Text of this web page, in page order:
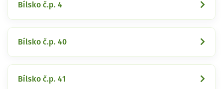
Bílsko č.p. 4
Bílsko č.p. 40
Bílsko č.p. 41